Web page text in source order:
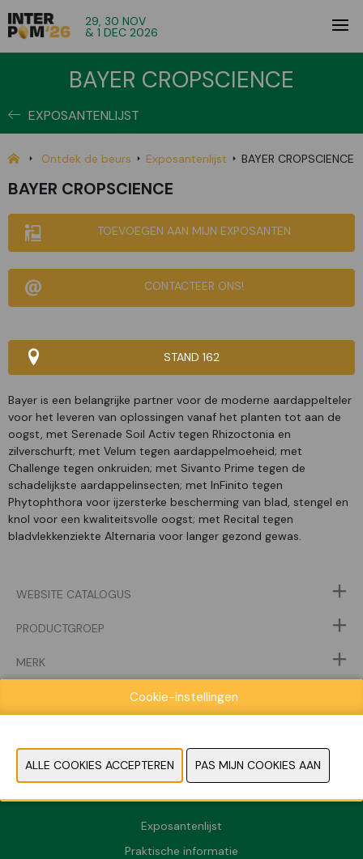
29, 30 NOV
& 1 DEC 2026
BAYER CROPSCIENCE
EXPOSANTENLIJST
Ontdek de beurs Exposantenlijst BAYER CROPSCIENCE
BAYER CROPSCIENCE
TOEVOEGEN AAN MIJN EXPOSANTEN
CONTACTEER ONS!
STAND 162
Bayer is een belangrijke partner voor de moderne aardappelteler
voor het leveren van oplossingen vanaf het planten tot aan de
oogst, met Serenade Soil Activ tegen Rhizoctonia en
zilverschurft; met Velum tegen aardappelmoeheid; met
Challenge tegen onkruiden; met Sivanto Prime tegen de
schadelijkste aardappelinsecten; met InFinito tegen
Phytophthora voor ijzersterke bescherming van blad, stengel en
knol voor een kwaliteitsvolle oogst; met Recital tegen
bladvlekkenziekte Alternaria voor langer gezond gewas.
WEBSITE CATALOGUS
PRODUCTGROEP
MERK
Exposantenlijst
Praktische informatie
Cookie-instellingen